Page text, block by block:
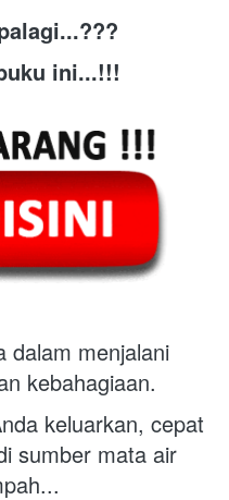
ini...!!!
dalam menjalani
kebahagiaan.
keluarkan, cepat
sumber mata air